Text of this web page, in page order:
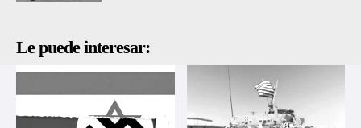
Le puede interesar: